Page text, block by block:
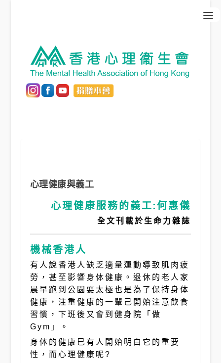
心理健康與義工
心理健康服務的義工:何惠儀
全文刊載於生命力雜誌
機械香港人
有人說香港人缺乏適量運動導致肌肉疲
勞，甚至影響身体健康。退休的老人家
晨早跑到公園耍太極也是為了保持身体
健康，注重健康的一輩己開始注意飲食
習慣，下班後又會到健身院「做
Gym」。
身体的健康巳有人開始明白它的重要
性，而心理健康呢?